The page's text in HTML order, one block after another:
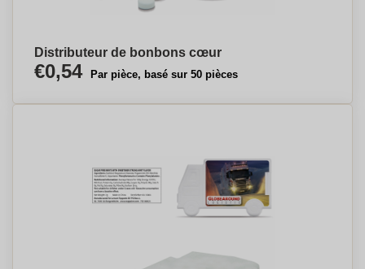
Distributeur de bonbons cœur
€0,54 Par pièce, basé sur 50 pièces